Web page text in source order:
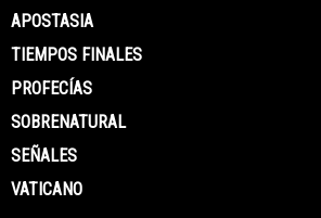
APOSTASIA
TIEMPOS FINALES
PROFECÍAS
SOBRENATURAL
SEÑALES
VATICANO